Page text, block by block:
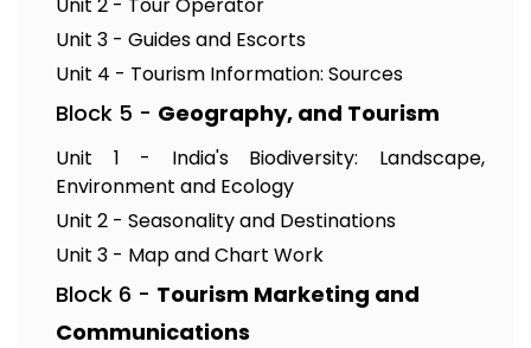
Unit 3 - Guides and Escorts
Unit 4 - Tourism Information: Sources
Block 5 - Geography, and Tourism
Unit 1 - India's Biodiversity: Landscape,
Environment and Ecology
Unit 2 - Seasonality and Destinations
Unit 3 - Map and Chart Work
Block 6 - Tourism Marketing and
Communications